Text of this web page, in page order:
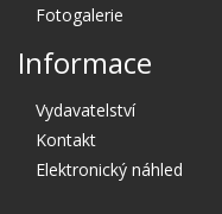
Fotogalerie
Informace
Vydavatelství
Kontakt
Elektronický náhled